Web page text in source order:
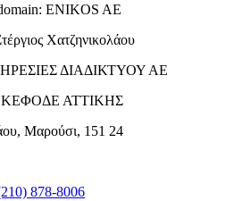
ENIKOS AE
Χατζηνικολάου
ΔΙΑΔΙΚΤΥΟΥ ΑΕ
ΚΕΦΟΔΕ ΑΤΤΙΚΗΣ
Μαρούσι, 151 24
878-8006